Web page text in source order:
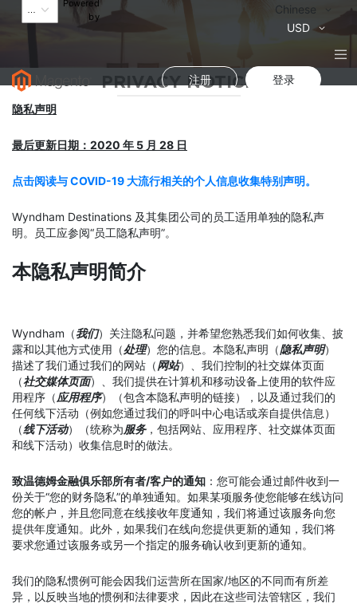
Powered
by
语
Chinese
USD
注册 登录
PRIVACY NOTICE
隐私声明
最后更新日期：2020 年 5 月 28 日
点击阅读与 COVID-19 大流行相关的个人信息收集特别声明。
Wyndham Destinations 及其集团公司的员工适用单独的隐私声
明。员工应参阅“员工隐私声明”。
本隐私声明简介
Wyndham（我们）关注隐私问题，并希望您熟悉我们如何收集、披
露和以其他方式使用（处理）您的信息。本隐私声明（隐私声明）
描述了我们通过我们的网站（网站）、我们控制的社交媒体页面
（社交媒体页面）、我们提供在计算机和移动设备上使用的软件应
用程序（应用程序）（包含本隐私声明的链接），以及通过我们的
任何线下活动（例如您通过我们的呼叫中心电话或亲自提供信息）
（线下活动）（统称为服务，包括网站、应用程序、社交媒体页面
和线下活动）收集信息时的做法。
致温德姆金融俱乐部所有者/客户的通知 ：您可能会通过邮件收到一
份关于“您的财务隐私”的单独通知。如果某项服务使您能够在线访问
您的帐户，并且您同意在线接收年度通知，我们将通过该服务向您
提供年度通知。此外，如果我们在线向您提供更新的通知，我们将
要求您通过该服务或另一个指定的服务确认收到更新的通知。
我们的隐私惯例可能会因我们运营所在国家/地区的不同而有所差
异，以反映当地的惯例和法律要求，因此在这些司法管辖区，我们